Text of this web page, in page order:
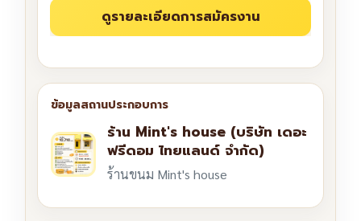
ร้าน Mint's house (บริษัท เดอะ
ฟรีดอม ไทยแลนด์ จำกัด)
ร้านขนม Mint's house